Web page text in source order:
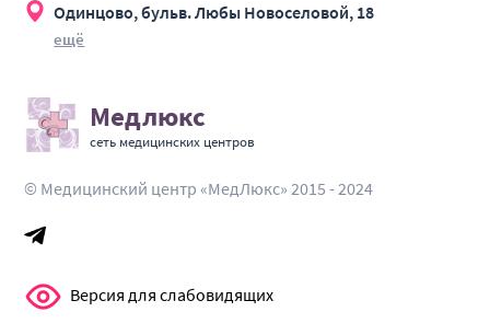
Одинцово, бульв. Любы Новоселовой, 18
ещё
Медлюкс
сеть медицинских центров
© Медицинский центр «МедЛюкс» 2015 - 2024
Версия для слабовидящих